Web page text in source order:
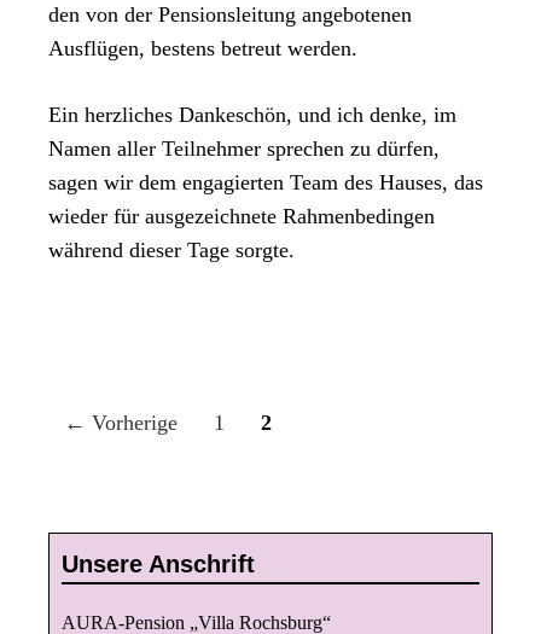
den von der Pensionsleitung angebotenen
Ausflügen, bestens betreut werden.
Ein herzliches Dankeschön, und ich denke, im
Namen aller Teilnehmer sprechen zu dürfen,
sagen wir dem engagierten Team des Hauses, das
wieder für ausgezeichnete Rahmenbedingen
während dieser Tage sorgte.
← Vorherige 1 2
Unsere Anschrift
AURA-Pension „Villa Rochsburg“